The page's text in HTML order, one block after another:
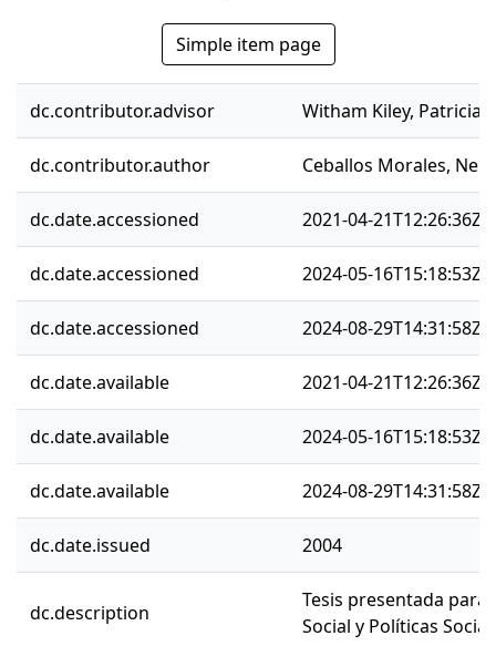
Simple item page
dc.contributor.advisor Witham Kiley, Patricia
dc.contributor.author Ceballos Morales,
dc.date.accessioned 2021-04-21T12:26:36Z
dc.date.accessioned 2024-05-16T15:18:53Z
dc.date.accessioned 2024-08-29T14:31:58Z
dc.date.available 2021-04-21T12:26:36Z
dc.date.available 2024-05-16T15:18:53Z
dc.date.available 2024-08-29T14:31:58Z
dc.date.issued 2004
dc.description
Tesis presentada
Social y Políticas